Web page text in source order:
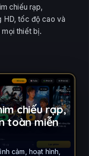
chiếu rạp,
HD, tốc độ cao và
mọi thiết bị.
chiếu rạp,
toàn miễn
cảm, hoạt hình,